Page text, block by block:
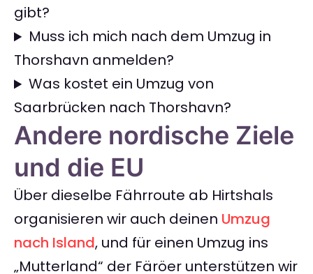
gibt?
Muss ich mich nach dem Umzug in
Thorshavn anmelden?
Was kostet ein Umzug von
Saarbrücken nach Thorshavn?
Andere nordische Ziele
und die EU
Über dieselbe Fährroute ab Hirtshals
organisieren wir auch deinen Umzug
nach Island, und für einen Umzug ins
„Mutterland“ der Färöer unterstützen wir